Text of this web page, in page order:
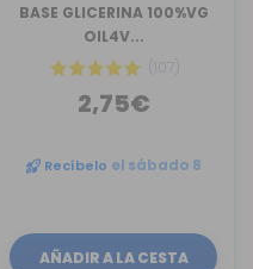
BASE GLICERINA 100%VG
OIL4V...
(107)
2,75€
Recíbelo el sábado 8
AÑADIR A LA CESTA